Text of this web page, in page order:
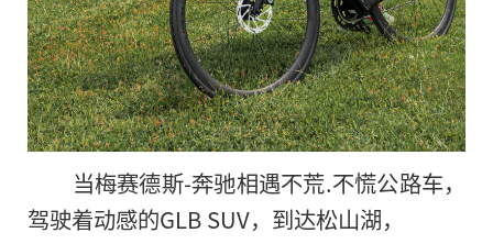
当梅赛德斯-奔驰相遇不荒.不慌公路车，
驾驶着动感的GLB SUV，到达松山湖，